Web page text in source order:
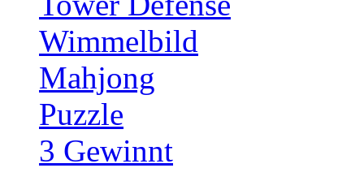
Wimmelbild
Mahjong
Puzzle
3 Gewinnt